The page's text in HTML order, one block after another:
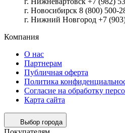
г. Новосибирск 8 (800) 500-
г. Нижний Новгород +7
Компания
О нас
Партнерам
Публичная оферта
Политика
Согласие на обработку
Карта сайта
Выбор города